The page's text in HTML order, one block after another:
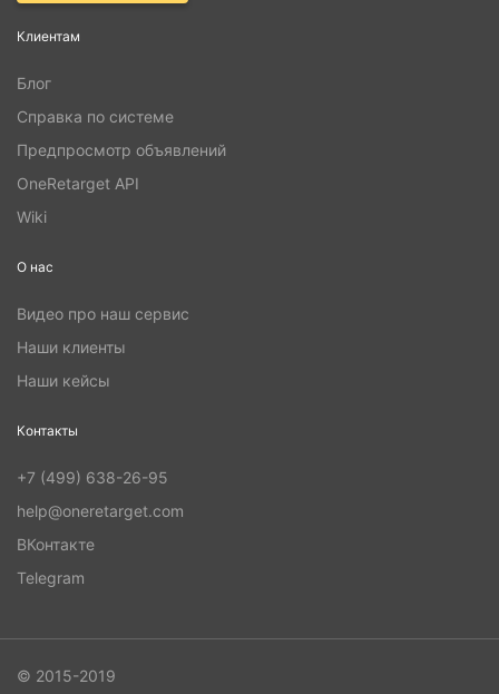
Клиентам
Блог
Справка по системе
Предпросмотр объявлений
OneRetarget API
Wiki
О нас
Видео про наш сервис
Наши клиенты
Наши кейсы
Контакты
+7 (499) 638-26-95
help@oneretarget.com
ВКонтакте
Telegram
© 2015-2019